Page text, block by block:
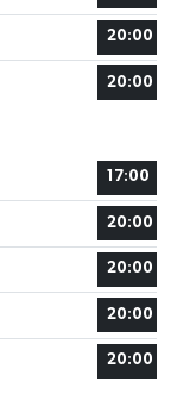
20:00
20:00
17:00
20:00
20:00
20:00
20:00